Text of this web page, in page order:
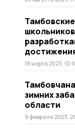
18 марта 2023,
зимних
области
9 февраля 2023,